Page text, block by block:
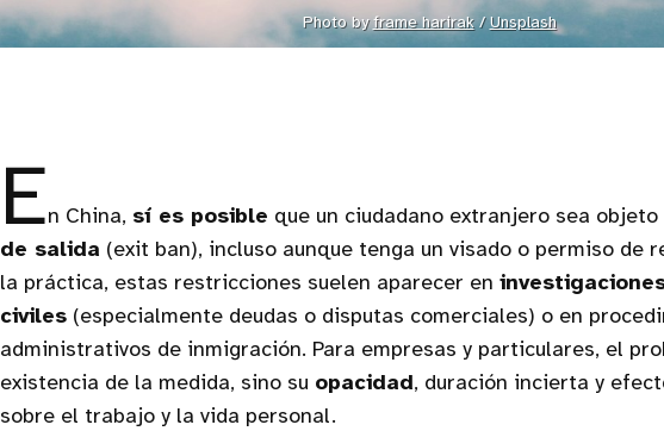
Photo by frame harirak / Unsplash
En China, sí es posible que un ciudadano extranjero sea objeto
de salida (exit ban), incluso aunque tenga un visado o permiso de
la práctica, estas restricciones suelen aparecer en
civiles (especialmente deudas o disputas comerciales) o en
administrativos de inmigración. Para empresas y particulares, el
existencia de la medida, sino su opacidad, duración incierta y
sobre el trabajo y la vida personal.